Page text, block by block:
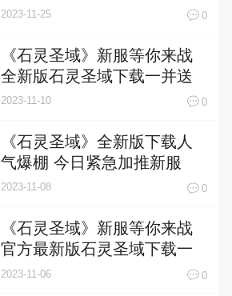
载奉上
2023-11-25 0
《石灵圣域》新服等你来战
全新版石灵圣域下载一并送
上
2023-11-10 0
《石灵圣域》全新版下载人
气爆棚 今日紧急加推新服
2023-11-08 0
《石灵圣域》新服等你来战
官方最新版石灵圣域下载一
并送上
2023-11-06 0